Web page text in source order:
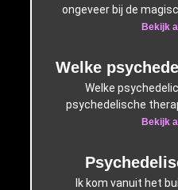
ongeveer bij de
Bekijk
Welke
Welke
psychedelische
Bekijk
Ik kom vanuit het